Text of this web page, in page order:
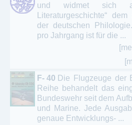
und widmet sich
Literaturgeschichte“
der deutschen
pro Jahrgang ist für die ...
F- 40 Die Flugzeuge der
Reihe behandelt das
Bundeswehr seit dem
und Marine. Jede
genaue Entwicklungs- ...